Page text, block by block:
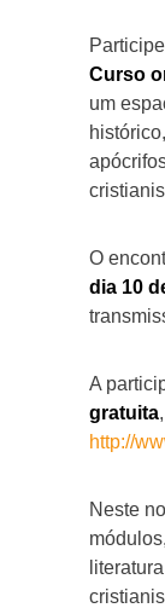
Curso
um
O
dia 10
A
gratuita
http://
Neste